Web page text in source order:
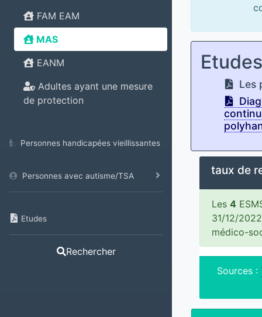
FAM EAM
MAS
EANM
Adultes ayant une mesure
de protection
Personnes handicapées vieillissantes
Personnes avec autisme/TSA
Etudes
Rechercher
Etudes
Les
taux de
Les 4
31/12/
médico-
Sources :